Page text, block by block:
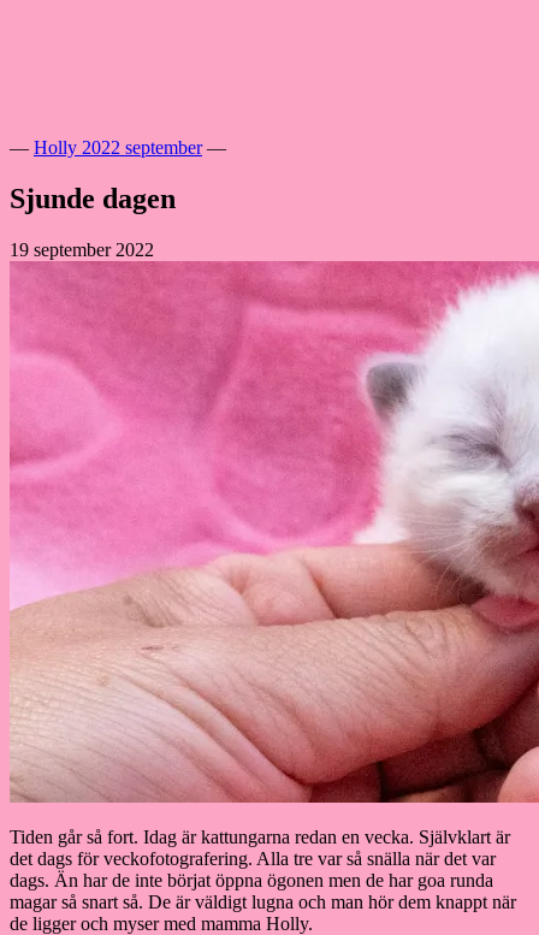
— Holly 2022 september—
Sjunde dagen
19 september 2022
Tiden går så fort. Idag är kattungarna redan en vecka. Självklart är
det dags för veckofotografering. Alla tre var så snälla när det var
dags. Än har de inte börjat öppna ögonen men de har goa runda
magar så snart så. De är väldigt lugna och man hör dem knappt när
de ligger och myser med mamma Holly.